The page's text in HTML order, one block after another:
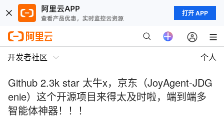
打开 APP
开发者社区 个人
Github 2.3k star 太牛x，京东（JoyAgent‑JDG
enie）这个开源项目来得太及时啦，端到端多
智能体神器！！！